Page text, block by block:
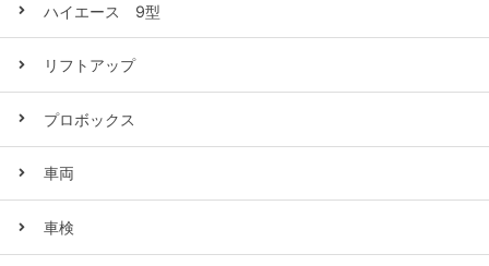
ハイエース 9型
リフトアップ
プロボックス
車両
車検